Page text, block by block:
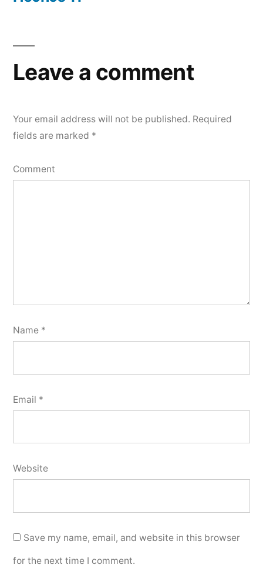
Leave a comment
Your email address will not be published. Required
fields are marked *
Comment
Name *
Email *
Website
Save my name, email, and website in this browser
for the next time I comment.